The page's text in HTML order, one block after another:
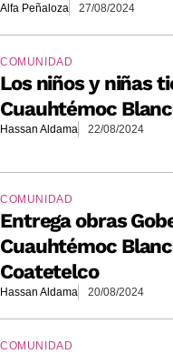
Alfa Peñaloza 27/08/2024
COMUNIDAD
Los niños y niñas
Cuauhtémoc
Hassan Aldama 22/08/2024
COMUNIDAD
Entrega obras
Cuauhtémoc
Coatetelco
Hassan Aldama 20/08/2024
COMUNIDAD